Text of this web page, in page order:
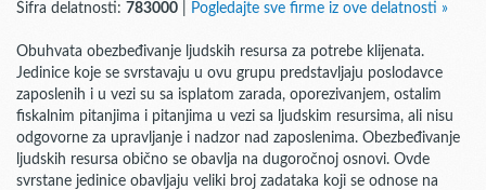
Šifra delatnosti: 783000 Pogledajte sve firme iz ove delatnosti »
Obuhvata obezbeđivanje ljudskih resursa za potrebe klijenata.
Jedinice koje se svrstavaju u ovu grupu predstavljaju poslodavce
zaposlenih i u vezi su sa isplatom zarada, oporezivanjem, ostalim
fiskalnim pitanjima i pitanjima u vezi sa ljudskim resursima, ali nisu
odgovorne za upravljanje i nadzor nad zaposlenima. Obezbeđivanje
ljudskih resursa obično se obavlja na dugoročnoj osnovi. Ovde
svrstane jedinice obavljaju veliki broj zadataka koji se odnose na